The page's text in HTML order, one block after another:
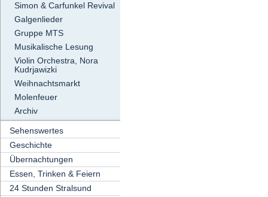
Simon & Carfunkel Revival
Galgenlieder
Gruppe MTS
Musikalische Lesung
Violin Orchestra, Nora
Kudrjawizki
Weihnachtsmarkt
Molenfeuer
Archiv
Sehenswertes
Geschichte
Übernachtungen
Essen, Trinken & Feiern
24 Stunden Stralsund